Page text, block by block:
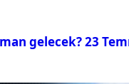
gelecek? 23